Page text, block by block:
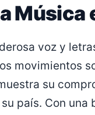
Música
voz y
movimientos
su
país. Con una